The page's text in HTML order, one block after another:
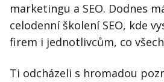
marketingu a SEO. Dodnes
celodenní školení SEO, kde
firem i jednotlivcům, co
Ti odcházeli s hromadou